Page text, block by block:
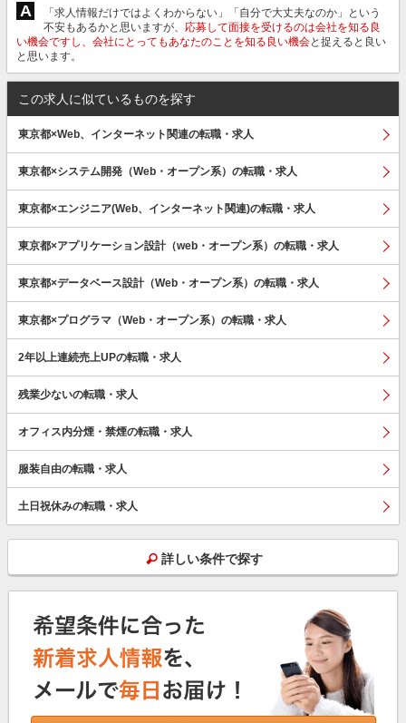
A
「求人情報だけではよくわからない」「自分で大丈夫なのか」という
不安もあるかと思いますが、 応募して面接を受けるのは会社を知る良
い機会ですし、会社にとってもあなたのことを知る良い機会と捉えると良い
と思います。
この求人に似ているものを探す
東京都×Web、インターネット関連の転職・求人
東京都×システム開発（Web・オープン系）の転職・求人
東京都×エンジニア(Web、インターネット関連)の転職・求人
東京都×アプリケーション設計（web・オープン系）の転職・求人
東京都×データベース設計（Web・オープン系）の転職・求人
東京都×プログラマ（Web・オープン系）の転職・求人
2年以上連続売上UPの転職・求人
残業少ないの転職・求人
オフィス内分煙・禁煙の転職・求人
服装自由の転職・求人
土日祝休みの転職・求人
詳しい条件で探す